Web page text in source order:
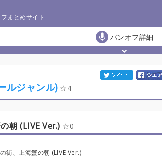
まとめサイト
バンオフ詳細
ルジャンル) 4
朝 (LIVE Ver.) 0
街、上海蟹の朝 (LIVE Ver.)